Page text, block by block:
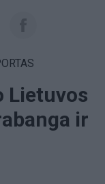
Lietuvos
ir